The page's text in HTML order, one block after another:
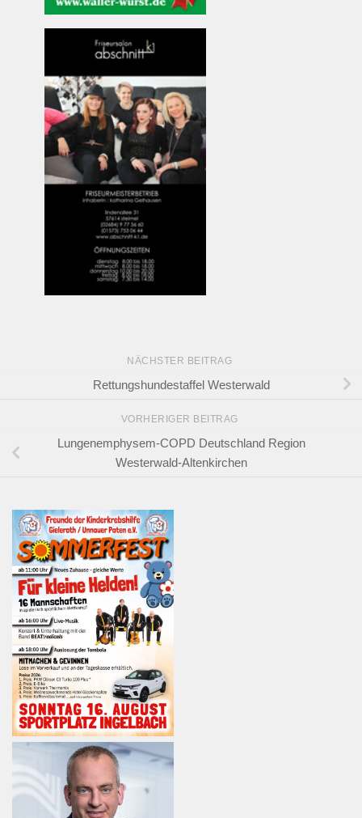
NÄCHSTER BEITRAG
Rettungshundestaffel Westerwald
VORHERIGER BEITRAG
Lungenemphysem-COPD Deutschland Region
Westerwald-Altenkirchen